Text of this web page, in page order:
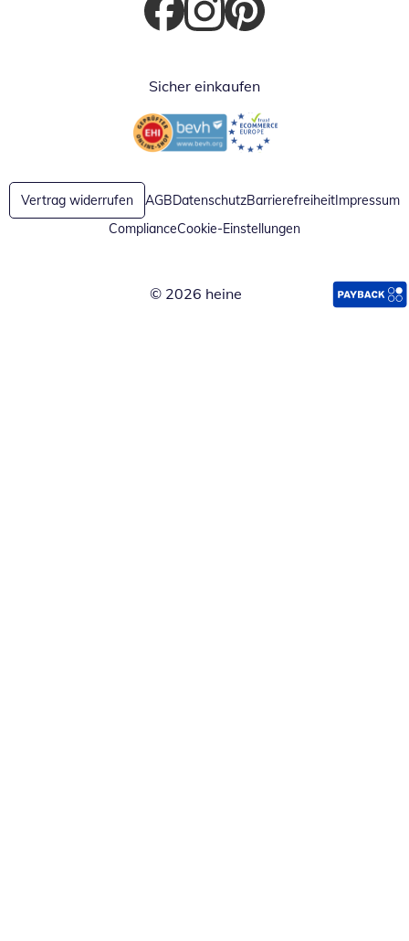
Öffnet in neuem Fenster
Öffnet in neuem Fenster
Öffnet in neuem Fenster
Sicher einkaufen
Öffnet in neuem FensterÖffnet in neuem Fenster
Vertrag widerrufen AGBDatenschutzBarrierefreiheitImpressum
ComplianceCookie-Einstellungen
© 2026 heine